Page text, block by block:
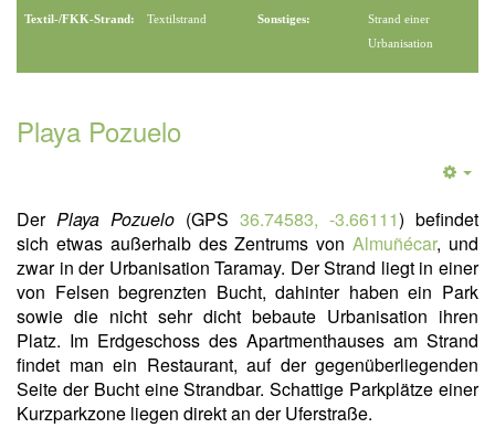
Textil-/FKK-Strand: Textilstrand Sonstiges:
Strand einer
Urbanisation
Playa Pozuelo
Der Playa Pozuelo (GPS 36.74583, -3.66111) befindet
sich etwas außerhalb des Zentrums vonAlmuñécar, und
zwar in der Urbanisation Taramay. Der Strand liegt in einer
von Felsen begrenzten Bucht, dahinter haben ein Park
sowie die nicht sehr dicht bebaute Urbanisation ihren
Platz. Im Erdgeschoss des Apartmenthauses am Strand
findet man ein Restaurant, auf der gegenüberliegenden
Seite der Bucht eine Strandbar. Schattige Parkplätze einer
Kurzparkzone liegen direkt an der Uferstraße.